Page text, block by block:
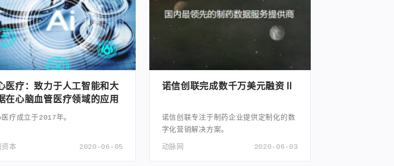
医疗：致力于人工智能和大
在心脑血管医疗领域的应用
医疗成立于2017年。
2020-06-05
本
诺信创联完成数千万美元融资Ⅱ
诺信创联专注于制药企业提供定制化的数
字化营销解决方案。
2020-06-03
动脉网